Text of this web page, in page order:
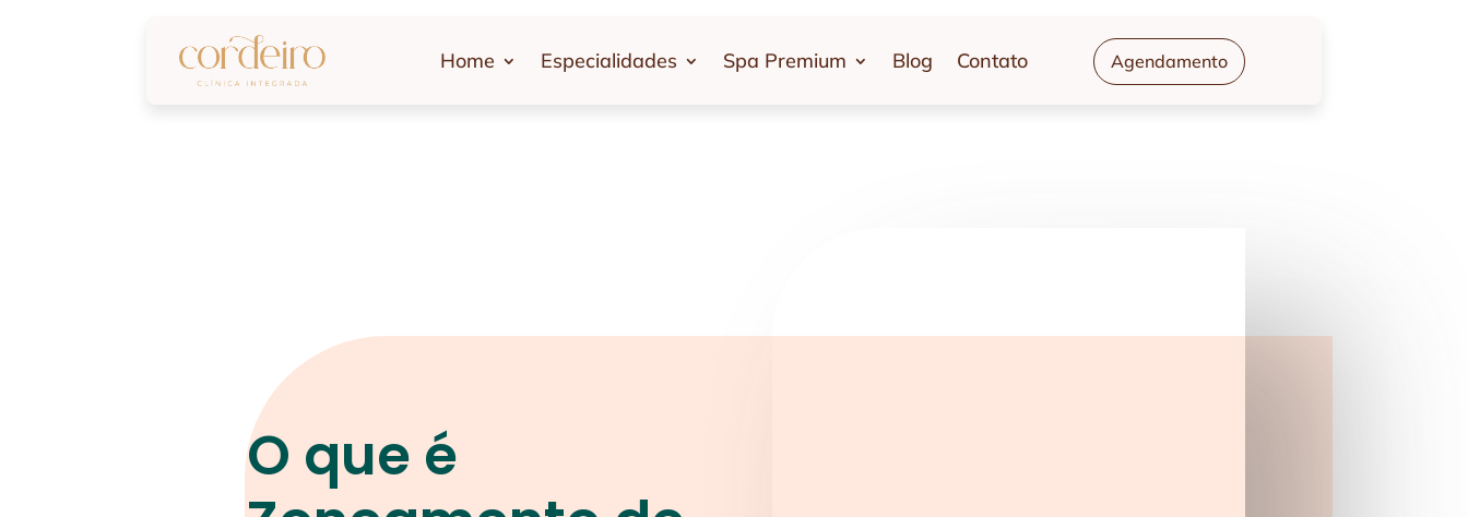
Home Especialidades Spa Premium Blog Contato Agendamento
O que é